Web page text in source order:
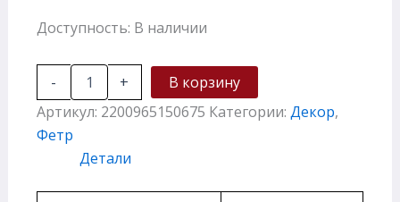
Доступность: В наличии
- +
В корзину
Артикул: 2200965150675 Категории: Декор,
Фетр
Детали